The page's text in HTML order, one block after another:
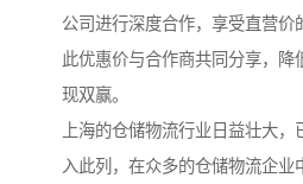
公司进行深度合作，享受直营价
此优惠价与合作商共同分享，降
现双赢。
上海的仓储物流行业日益壮大
入此列，在众多的仓储物流企业